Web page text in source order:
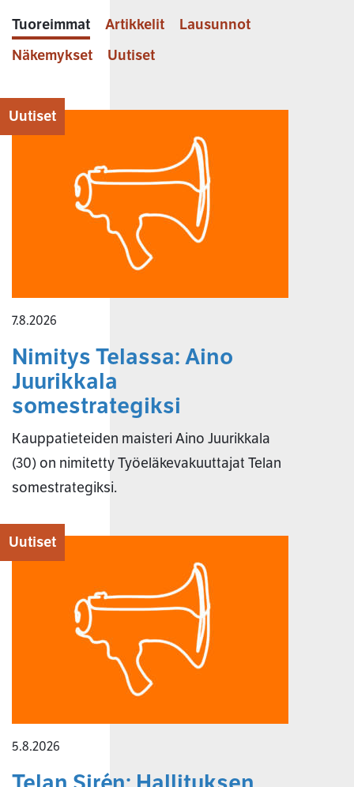
Tuoreimmat Artikkelit
Lausunnot
Näkemykset
Uutiset
Uutiset
7.8.2026
Nimitys Telassa: Aino
Juurikkala
somestrategiksi
Kauppatieteiden maisteri Aino Juurikkala
(30) on nimitetty Työeläkevakuuttajat Telan
somestrategiksi.
Uutiset
5.8.2026